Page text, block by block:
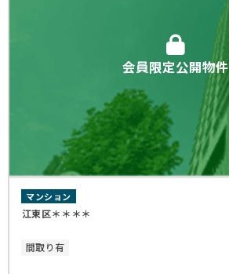
会員限定公開物件
マンション
江東区＊＊＊＊
間取り有